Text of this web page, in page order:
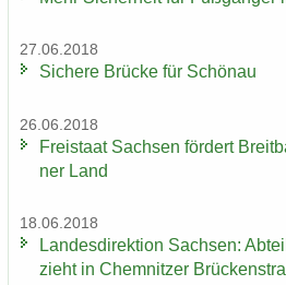
27.06.2018
Si­che­re Brü­cke für Schön­au
26.06.2018
Frei­staat Sach­sen för­dert
ner Land
18.06.2018
Lan­des­di­rek­ti­on Sach­sen:
zieht in Chem­nit­zer